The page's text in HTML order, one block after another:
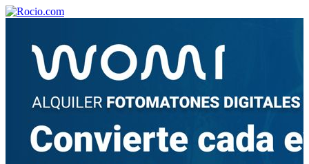
¡Bienvenido! Soy el asistente virtual de rocio.com.